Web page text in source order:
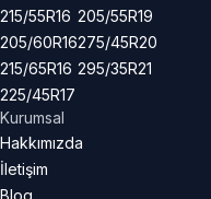
215/55R16
205/60R16
215/65R16
225/45R17
205/55R19
275/45R20
295/35R21
Kurumsal
Hakkımızda
İletişim
Blog